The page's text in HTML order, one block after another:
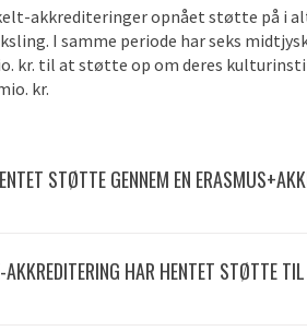
akkrediteringer opnået støtte på i
I samme periode har seks
kr. til at støtte op om deres
kr.
STØTTE GENNEM EN
HAR HENTET STØTTE